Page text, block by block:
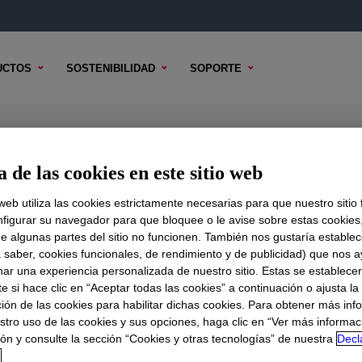
SOSTENIBILIDAD SOPORTE
Rubber
TÉCNICO OPCIONES DE MUESTRA OPCIONES DE
?
base used for high-modulus compounds for use in
de las cookies en este sitio web
utiliza las cookies estrictamente necesarias para que nuestro sitio
su navegador para que bloquee o le avise sobre estas
algunas partes del sitio no funcionen. También nos gustaría
saber, cookies funcionales, de rendimiento y de publicidad) que nos
una experiencia personalizada de nuestro sitio. Estas se
si hace clic en “Aceptar todas las cookies” a continuación o ajusta la
de las cookies para habilitar dichas cookies. Para obtener más
uso de las cookies y sus opciones, haga clic en “Ver más
y consulte la sección “Cookies y otras tecnologías” de nuestra